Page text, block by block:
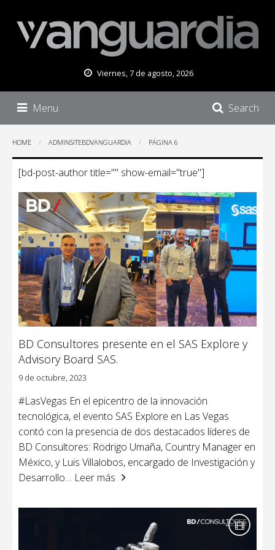
Viernes, 7 de agosto, 2026
Menu Search
HOME ADMINSITEBDVANGUARDIA PÁGINA 6
AdminSiteBDVanguardia
[bd-post-author title="" show-email="true"]
BD Consultores presente en el SAS Explore y
Advisory Board SAS.
9 de octubre, 2023
#LasVegas En el epicentro de la innovación
tecnológica, el evento SAS Explore en Las Vegas
contó con la presencia de dos destacados líderes de
BD Consultores: Rodrigo Umaña, Country Manager en
México, y Luis Villalobos, encargado de Investigación y
Desarrollo… Leer más